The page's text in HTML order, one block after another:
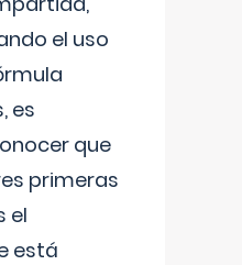
el uso
es
que
primeras
el
está